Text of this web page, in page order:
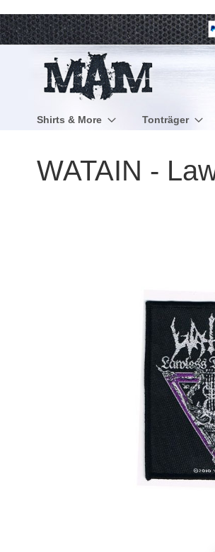
Direkt
Inhalt
Shirts & More
Tonträger
WATAIN -